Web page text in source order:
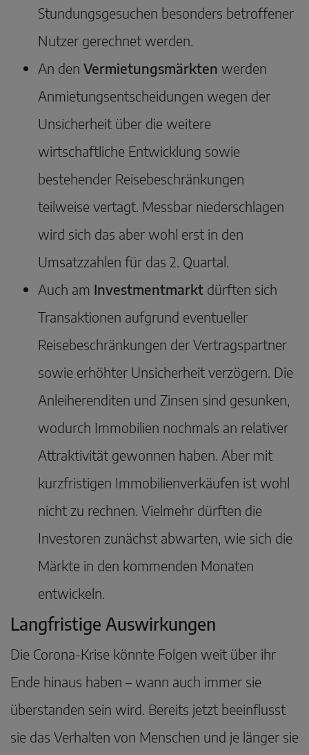
Stundungsgesuchen besonders betroffener
Nutzer gerechnet werden.
An den Vermietungsmärkten werden
Anmietungsentscheidungen wegen der
Unsicherheit über die weitere
wirtschaftliche Entwicklung sowie
bestehender Reisebeschränkungen
teilweise vertagt. Messbar niederschlagen
wird sich das aber wohl erst in den
Umsatzzahlen für das 2. Quartal.
Auch am Investmentmarkt dürften sich
Transaktionen aufgrund eventueller
Reisebeschränkungen der Vertragspartner
sowie erhöhter Unsicherheit verzögern. Die
Anleiherenditen und Zinsen sind gesunken,
wodurch Immobilien nochmals an relativer
Attraktivität gewonnen haben. Aber mit
kurzfristigen Immobilienverkäufen ist wohl
nicht zu rechnen. Vielmehr dürften die
Investoren zunächst abwarten, wie sich die
Märkte in den kommenden Monaten
entwickeln.
Langfristige Auswirkungen
Die Corona-Krise könnte Folgen weit über ihr
Ende hinaus haben – wann auch immer sie
überstanden sein wird. Bereits jetzt beeinflusst
sie das Verhalten von Menschen und je länger sie